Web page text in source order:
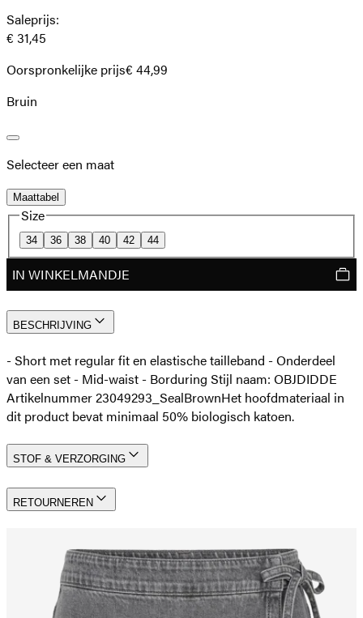
Saleprijs:
€ 31,45
Oorspronkelijke prijs€ 44,99
Bruin
Selecteer een maat
Maattabel
Size
34 36 38 40 42 44
IN WINKELMANDJE
BESCHRIJVING
- Short met regular fit en elastische tailleband - Onderdeel
van een set - Mid-waist - Borduring Stijl naam: OBJDIDDE
Artikelnummer 23049293_SealBrownHet hoofdmateriaal in
dit product bevat minimaal 50% biologisch katoen.
STOF & VERZORGING
RETOURNEREN